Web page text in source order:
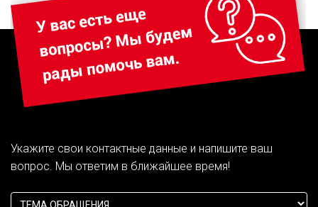
Укажите свои контактные данные и напишите ваш
вопрос. Мы ответим в ближайшее время!